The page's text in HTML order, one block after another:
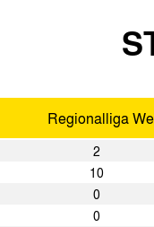
Regionalliga
2
10
0
0